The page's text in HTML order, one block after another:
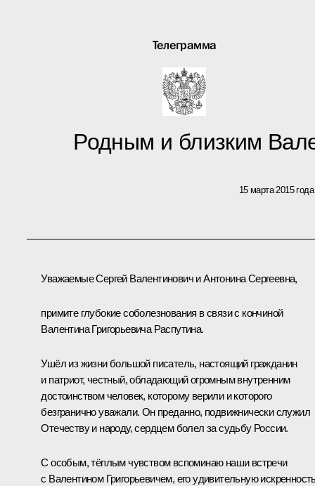
Телеграмма
Родным и близким
15 марта 2015 года
Уважаемые Сергей Валентинович и Антонина Сергеевна,
примите глубокие соболезнования в связи с кончиной
Валентина Григорьевича Распутина.
Ушёл из жизни большой писатель, настоящий гражданин
и патриот, честный, обладающий огромным внутренним
достоинством человек, которому верили и которого
безгранично уважали. Он преданно, подвижнически служил
Отечеству и народу, сердцем болел за судьбу России.
С особым, тёплым чувством вспоминаю наши встречи
с Валентином Григорьевичем, его удивительную